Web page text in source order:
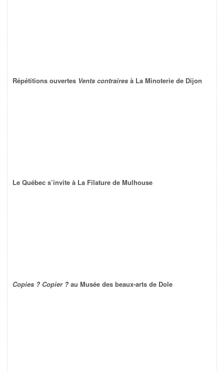
Répétitions ouvertes Vents contraires à La Minoterie de Dijon
Le Québec s’invite à La Filature de Mulhouse
Copies ? Copier ? au Musée des beaux-arts de Dole